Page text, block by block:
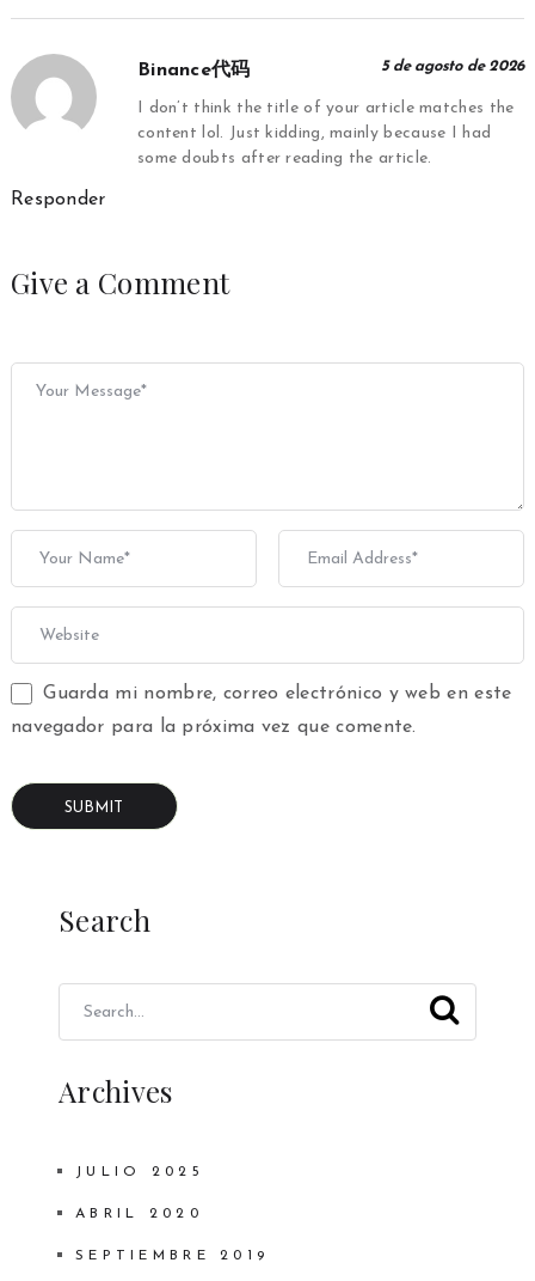
Binance代码 5 de agosto de 2026
I don’t think the title of your article matches the
content lol. Just kidding, mainly because I had
some doubts after reading the article.
Responder
Give a Comment
Guarda mi nombre, correo electrónico y web en este
navegador para la próxima vez que comente.
Search
Archives
JULIO 2025
ABRIL 2020
SEPTIEMBRE 2019